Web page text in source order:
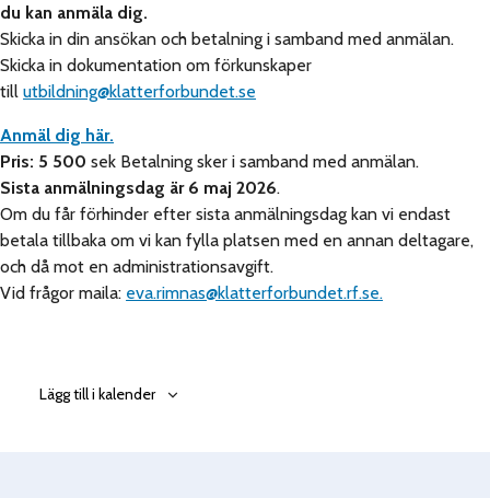
du kan anmäla dig.
Skicka in din ansökan och betalning i samband med anmälan.
Skicka in dokumentation om förkunskaper
tillutbildning@klatterforbundet.se
Anmäl dig här.
Pris: 5 500sek Betalning sker i samband med anmälan.
Sista anmälningsdag är 6 maj 2026.
Om du får förhinder efter sista anmälningsdag kan vi endast
betala tillbaka om vi kan fylla platsen med en annan deltagare,
och då mot en administrationsavgift.
Vid frågor maila: eva.rimnas@klatterforbundet.rf.se.
Lägg till i kalender